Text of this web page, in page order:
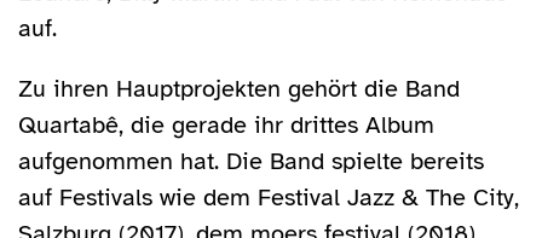
auf.
Zu ihren Hauptprojekten gehört die Band
Quartabê, die gerade ihr drittes Album
aufgenommen hat. Die Band spielte bereits
auf Festivals wie dem Festival Jazz & The City,